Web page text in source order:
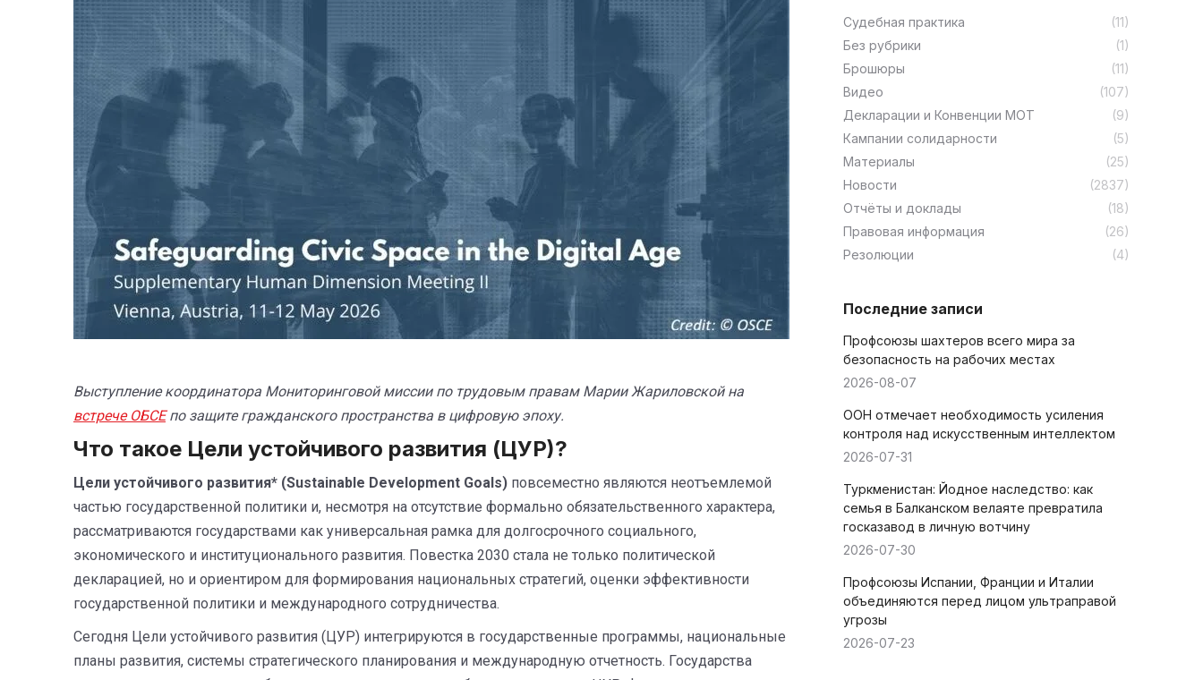
Выступление координатора Мониторинговой миссии по трудовым правам Марии Жариловской на
встрече ОБСЕпо защите гражданского пространства в цифровую эпоху.
Что такое Цели устойчивого развития (ЦУР)?
Цели устойчивого развития* (Sustainable Development Goals) повсеместно являются неотъемлемой
частью государственной политики и, несмотря на отсутствие формально обязательственного характера,
рассматриваются государствами как универсальная рамка для долгосрочного социального,
экономического и институционального развития. Повестка 2030 стала не только политической
декларацией, но и ориентиром для формирования национальных стратегий, оценки эффективности
государственной политики и международного сотрудничества.
Сегодня Цели устойчивого развития (ЦУР) интегрируются в государственные программы, национальные
планы развития, системы стратегического планирования и международную отчетность. Государства
Cудебная практика
(11)
Без рубрики
(1)
Брошюры
(11)
Видео
(107)
Декларации и Конвенции МОТ
(9)
Кампании солидарности
(5)
Материалы
(25)
Новости
(2837)
Отчёты и доклады
(18)
Правовая информация
(26)
Резолюции
(4)
Последние записи
Профсоюзы шахтеров всего мира за
безопасность на рабочих местах
2026-08-07
ООН отмечает необходимость усиления
контроля над искусственным интеллектом
2026-07-31
Туркменистан: Йодное наследство: как
семья в Балканском велаяте превратила
госказавод в личную вотчину
2026-07-30
Профсоюзы Испании, Франции и Италии
объединяются перед лицом ультраправой
угрозы
2026-07-23